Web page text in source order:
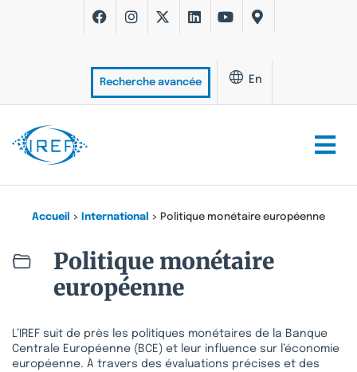
Recherche avancée En
Accueil > International > Politique monétaire européenne
Politique monétaire
européenne
L’IREF suit de près les politiques monétaires de la Banque
Centrale Européenne (BCE) et leur influence sur l’économie
européenne. À travers des évaluations précises et des